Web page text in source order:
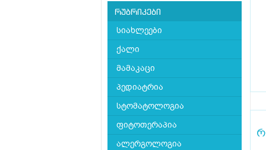
რუბრიკები
სიახლეები
ქალი
მამაკაცი
პედიატრია
სტომატოლოგია
ფიტოთერაპია
ალერგოლოგია